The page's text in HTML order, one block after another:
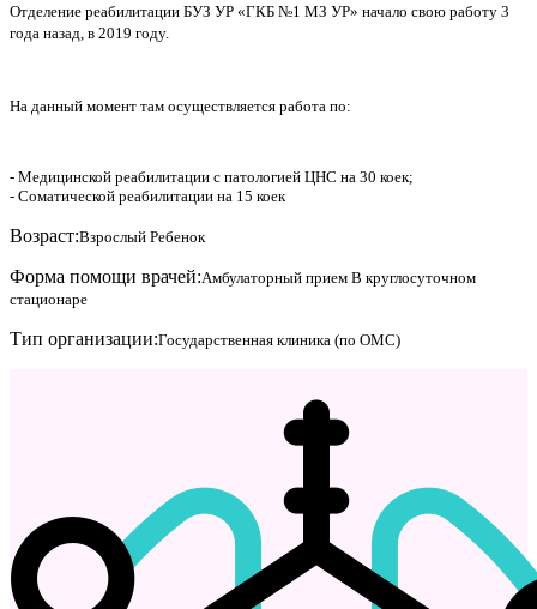
Отделение реабилитации БУЗ УР «ГКБ №1 МЗ УР» начало свою работу 3
года назад, в 2019 году.
На данный момент там осуществляется работа по:
- Медицинской реабилитации с патологией ЦНС на 30 коек;
- Соматической реабилитации на 15 коек
Возраст:Взрослый Ребенок
Форма помощи врачей:Амбулаторный прием В круглосуточном
стационаре
Тип организации:Государственная клиника (по ОМС)